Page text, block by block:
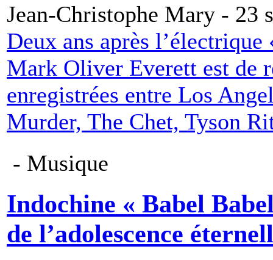
Jean-Christophe Mary - 23
Deux ans après
Mark Oliver Everett est de
enregistrées entre Los
Murder, The Chet, Tyson
- Musique
Indochine « Babel
de l’adolescence